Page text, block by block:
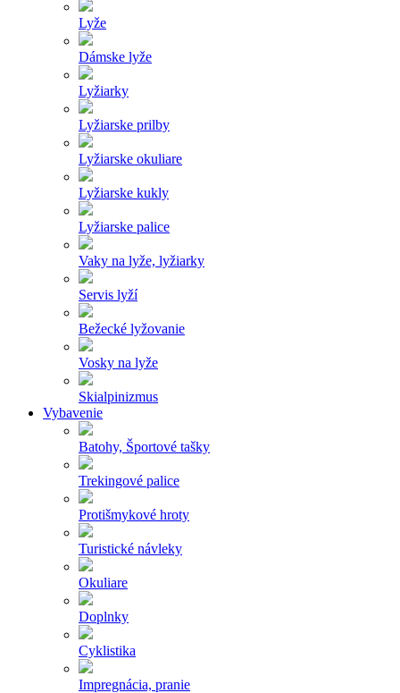
Lyže
Dámske lyže
Lyžiarky
Lyžiarske prilby
Lyžiarske okuliare
Lyžiarske kukly
Lyžiarske palice
Vaky na lyže, lyžiarky
Servis lyží
Bežecké lyžovanie
Vosky na lyže
Skialpinizmus
Vybavenie
Batohy, Športové tašky
Trekingové palice
Protišmykové hroty
Turistické návleky
Okuliare
Doplnky
Cyklistika
Impregnácia, pranie